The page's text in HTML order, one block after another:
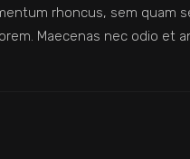
rhoncus, sem quam
Maecenas nec odio